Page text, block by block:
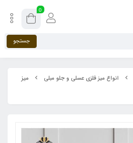
0
جستجو
انواع میز فلزی عسلی و جلو مبلی
میز